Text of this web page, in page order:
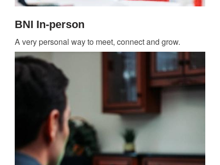
BNI In-person
A very personal way to meet, connect and grow.